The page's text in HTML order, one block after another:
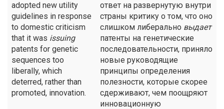
adopted new utility
guidelines in response
to domestic criticism
that it was issuing
patents for genetic
sequences too
liberally, which
deterred, rather than
promoted, innovation.
ответ на развернутую внутри
страны критику о том, что оно
слишком либерально выдает
патенты на генетические
последовательности, приняло
новые руководящие
принципы определения
полезности, которые скорее
сдерживают, чем поощряют
инновационную